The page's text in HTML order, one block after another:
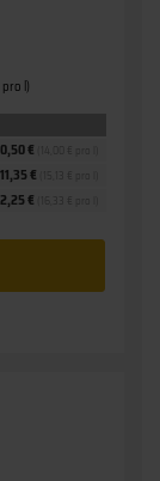
l)
€
11,35 €
€